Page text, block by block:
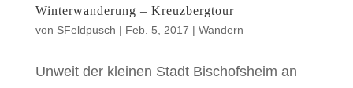
Winterwanderung – Kreuzbergtour
von SFeldpusch | Feb. 5, 2017 | Wandern
Unweit der kleinen Stadt Bischofsheim an